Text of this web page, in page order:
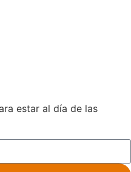
estar al día de las